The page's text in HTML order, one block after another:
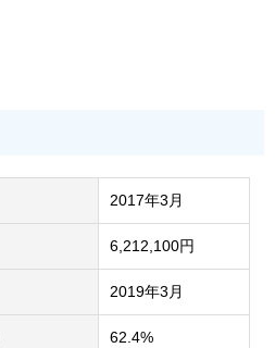
2017年3月
6,212,100円
2019年3月
62.4%